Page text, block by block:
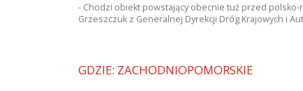
- Chodzi obiekt powstający obecnie tuż przed
Grzeszczuk z Generalnej Dyrekcji Dróg Krajowych i
GDZIE: ZACHODNIOPOMORSKIE